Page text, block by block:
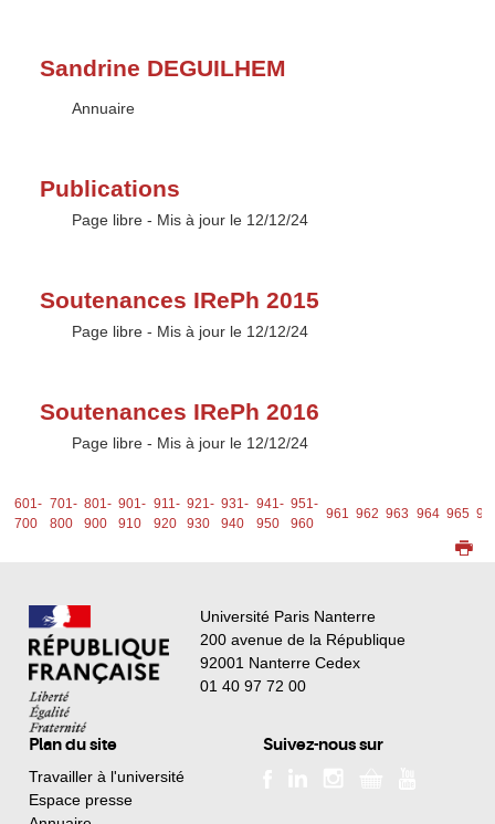
Sandrine DEGUILHEM
Type :
Annuaire
Publications
Type :
Page libre - Mis à jour le 12/12/24
Soutenances IRePh 2015
Type :
Page libre - Mis à jour le 12/12/24
Soutenances IRePh 2016
Type :
Page libre - Mis à jour le 12/12/24
601-
700
701-
800
801-
900
901-
910
911-
920
921-
930
931-
940
941-
950
951-
960
961 962 963 964 965
Université Paris Nanterre
200 avenue de la République
92001 Nanterre Cedex
01 40 97 72 00
Plan du site
Travailler à l'université
Espace presse
Suivez-nous sur